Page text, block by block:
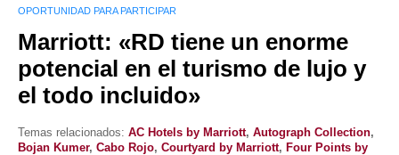
OPORTUNIDAD PARA PARTICIPAR
Marriott: «RD tiene un enorme
potencial en el turismo de lujo y
el todo incluido»
Temas relacionados: AC Hotels by Marriott, Autograph Collection,
Bojan Kumer, Cabo Rojo, Courtyard by Marriott, Four Points by